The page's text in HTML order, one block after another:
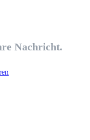
Nachricht.